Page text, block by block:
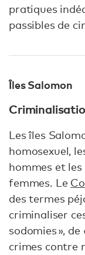
pratiques
passibles de
Îles Salomon
Les îles
homosexuel,
hommes et
femmes. Le
des termes
criminaliser
sodomies »,
crimes contre